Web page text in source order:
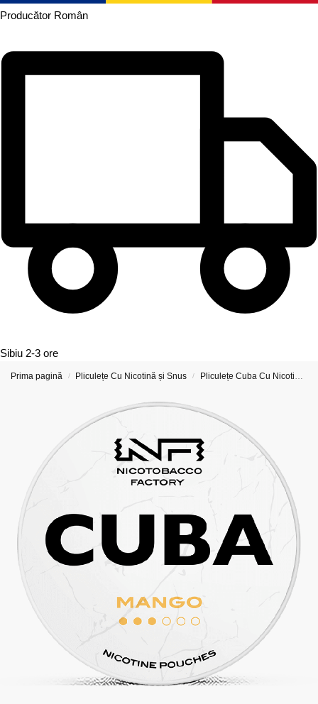
Producător Român
Sibiu 2-3 ore
Prima pagină / Pliculețe Cu Nicotină și Snus / Pliculețe Cuba Cu Nicotină